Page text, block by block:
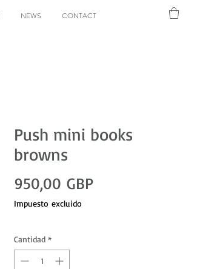
NEWS CONTACT
Push mini books
browns
950,00 GBPPrecio
Impuesto excluido
Cantidad *